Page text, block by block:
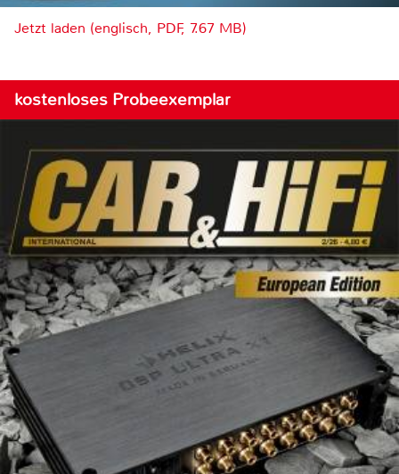
Jetzt laden (englisch, PDF, 7.67 MB)
kostenloses Probeexemplar